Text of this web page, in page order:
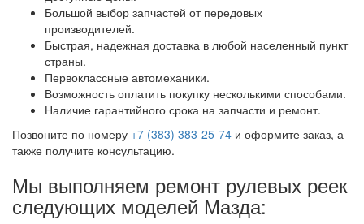
Большой выбор запчастей от передовых
производителей.
Быстрая, надежная доставка в любой населенный пункт
страны.
Первоклассные автомеханики.
Возможность оплатить покупку несколькими способами.
Наличие гарантийного срока на запчасти и ремонт.
Позвоните по номеру +7 (383) 383-25-74 и оформите заказ, а
также получите консультацию.
Мы выполняем ремонт рулевых реек
следующих моделей Мазда: